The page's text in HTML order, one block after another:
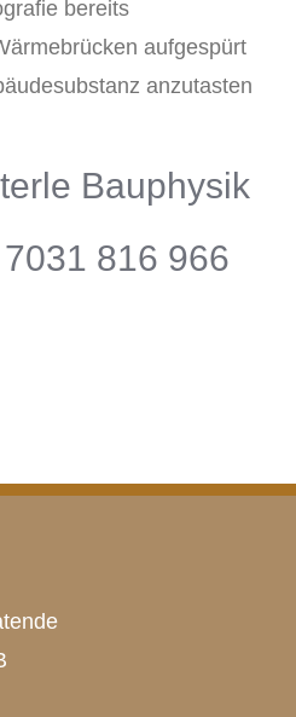
bereits
aufgespürt
anzutasten
Bauphysik
816 966